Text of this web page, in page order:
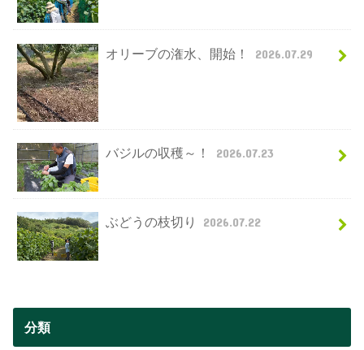
オリーブの潅水、開始！ 2026.07.29
バジルの収穫～！ 2026.07.23
ぶどうの枝切り 2026.07.22
分類